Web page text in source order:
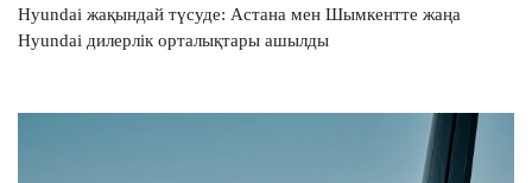
Hyundai жақындай түсуде: Астана мен Шымкентте жаңа
Hyundai дилерлік орталықтары ашылды